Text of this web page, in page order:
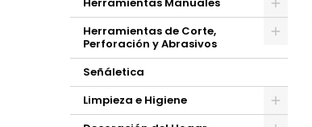
Herramientas de Corte,
Perforación y Abrasivos
Señáletica
Limpieza e Higiene